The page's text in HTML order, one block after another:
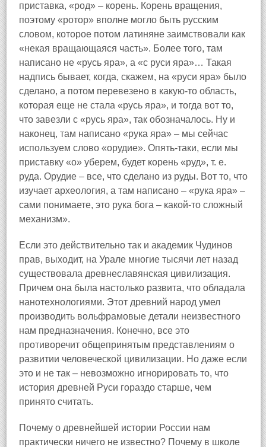
приставка, «род» – корень. Корень вращения,
поэтому «ротор» вполне могло быть русским
словом, которое потом латиняне заимствовали как
«некая вращающаяся часть». Более того, там
написано не «русь яра», а «с руси яра»… Такая
надпись бывает, когда, скажем, на «руси яра» было
сделано, а потом перевезено в какую-то область,
которая еще не стала «русь яра», и тогда вот то,
что завезли с «русь яра», так обозначалось. Ну и
наконец, там написано «рука яра» – мы сейчас
используем слово «орудие». Опять-таки, если мы
приставку «о» уберем, будет корень «руд», т. е.
руда. Орудие – все, что сделано из руды. Вот то, что
изучает археология, а там написано – «рука яра» –
сами понимаете, это рука бога – какой-то сложный
механизм».
Если это действительно так и академик Чудинов
прав, выходит, на Урале многие тысячи лет назад
существовала древнеславянская цивилизация.
Причем она была настолько развита, что обладала
нанотехнологиями. Этот древний народ умел
производить вольфрамовые детали неизвестного
нам предназначения. Конечно, все это
противоречит общепринятым представлениям о
развитии человеческой цивилизации. Но даже если
это и не так – невозможно игнорировать то, что
история древней Руси гораздо старше, чем
принято считать.
Почему о древнейшей истории России нам
практически ничего не известно? Почему в школе